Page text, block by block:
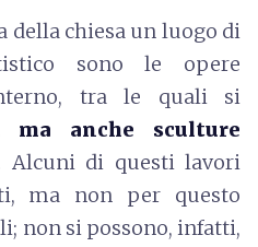
della chiesa un luogo di
sono le opere
tra le quali si
ma anche sculture
Alcuni di questi lavori
ma non per questo
non si possono, infatti,